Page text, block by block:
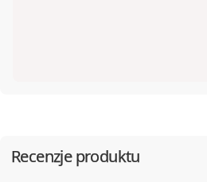
Recenzje produktu